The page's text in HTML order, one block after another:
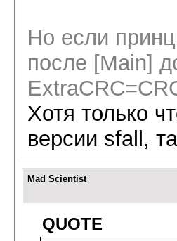
Но если
после [Main]
Хотя только
версии sfall,
Mad Scientist
QUOTE